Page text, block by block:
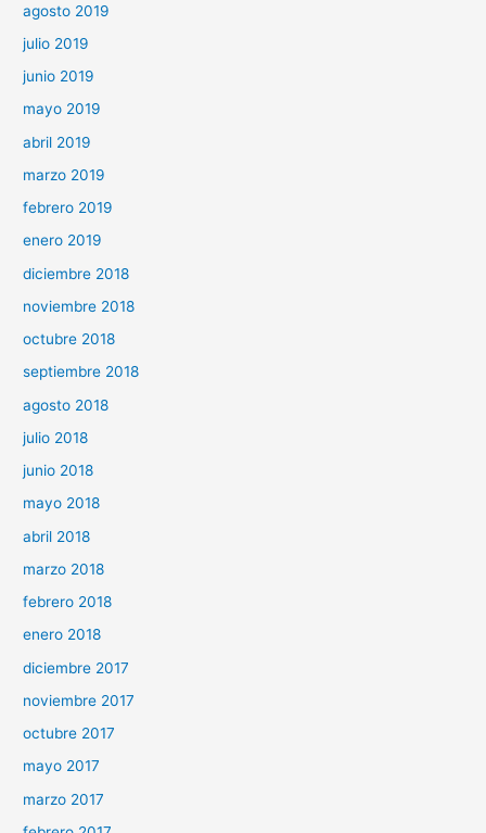
agosto 2019
julio 2019
junio 2019
mayo 2019
abril 2019
marzo 2019
febrero 2019
enero 2019
diciembre 2018
noviembre 2018
octubre 2018
septiembre 2018
agosto 2018
julio 2018
junio 2018
mayo 2018
abril 2018
marzo 2018
febrero 2018
enero 2018
diciembre 2017
noviembre 2017
octubre 2017
mayo 2017
marzo 2017